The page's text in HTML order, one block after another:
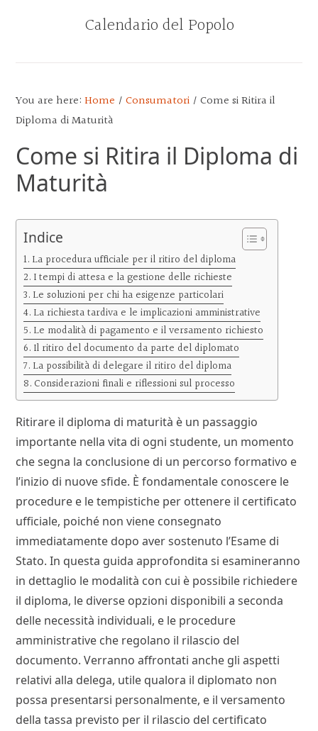
content
sidebar
Calendario del Popolo
You are here:Home / Consumatori / Come si Ritira il
Diploma di Maturità
Come si Ritira il Diploma di
Maturità
Indice
La procedura ufficiale per il ritiro del diploma
I tempi di attesa e la gestione delle richieste
Le soluzioni per chi ha esigenze particolari
La richiesta tardiva e le implicazioni amministrative
Le modalità di pagamento e il versamento richiesto
Il ritiro del documento da parte del diplomato
La possibilità di delegare il ritiro del diploma
Considerazioni finali e riflessioni sul processo
Ritirare il diploma di maturità è un passaggio
importante nella vita di ogni studente, un momento
che segna la conclusione di un percorso formativo e
l’inizio di nuove sfide. È fondamentale conoscere le
procedure e le tempistiche per ottenere il certificato
ufficiale, poiché non viene consegnato
immediatamente dopo aver sostenuto l’Esame di
Stato. In questa guida approfondita si esamineranno
in dettaglio le modalità con cui è possibile richiedere
il diploma, le diverse opzioni disponibili a seconda
delle necessità individuali, e le procedure
amministrative che regolano il rilascio del
documento. Verranno affrontati anche gli aspetti
relativi alla delega, utile qualora il diplomato non
possa presentarsi personalmente, e il versamento
della tassa previsto per il rilascio del certificato